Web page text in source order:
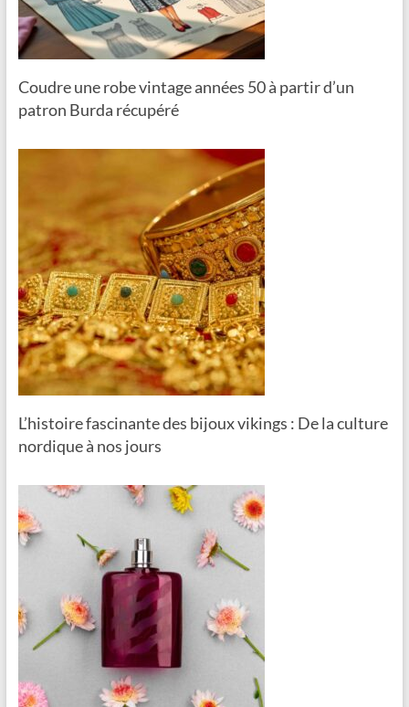
Coudre une robe vintage années 50 à partir d’un
patron Burda récupéré
L’histoire fascinante des bijoux vikings : De la culture
nordique à nos jours